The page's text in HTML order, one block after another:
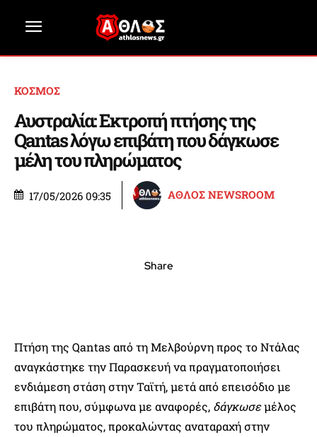
ΚΟΣΜΟΣ
Αυστραλία: Εκτροπή πτήσης της
Qantas λόγω επιβάτη που δάγκωσε
μέλη του πληρώματος
17/05/2026 09:35 ΑΘΛΟΣ NEWSROOM
Share
Πτήση της Qantas από τη Μελβούρνη προς το Ντάλας
αναγκάστηκε την Παρασκευή να πραγματοποιήσει
ενδιάμεση στάση στην Ταϊτή, μετά από επεισόδιο με
επιβάτη που, σύμφωνα με αναφορές, δάγκωσεμέλος
του πληρώματος, προκαλώντας αναταραχή στην